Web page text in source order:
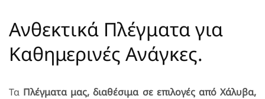
Ανθεκτικά Πλέγματα για
Καθημερινές Ανάγκες.
Τα Πλέγματα μας, διαθέσιμα σε επιλογές από Χάλυβα,